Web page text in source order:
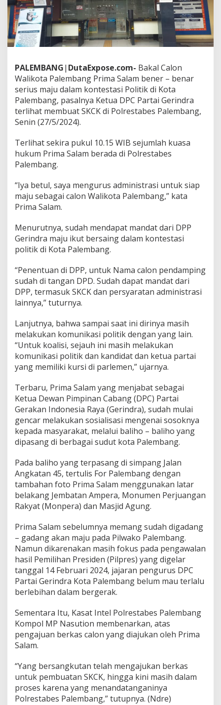
e
u
a
D
P
P
a
r
t
a
i
G
e
i
n
P
r
a
S
a
l
m
M
e
m
b
a
t
S
K
C
K
i
P
o
l
r
e
t
b
e
s
P
a
l
m
b
a
n
g
PALEMBANG| DutaExpose.com- Bakal Calon
Walikota Palembang Prima Salam bener – benar
serius maju dalam kontestasi Politik di Kota
Palembang, pasalnya Ketua DPC Partai Gerindra
terlihat membuat SKCK di Polrestabes Palembang,
Senin (27/5/2024).
Terlihat sekira pukul 10.15 WIB sejumlah kuasa
hukum Prima Salam berada di Polrestabes
Palembang.
“Iya betul, saya mengurus administrasi untuk siap
maju sebagai calon Walikota Palembang,” kata
Prima Salam.
Menurutnya, sudah mendapat mandat dari DPP
Gerindra maju ikut bersaing dalam kontestasi
politik di Kota Palembang.
“Penentuan di DPP, untuk Nama calon pendamping
sudah di tangan DPD. Sudah dapat mandat dari
DPP, termasuk SKCK dan persyaratan administrasi
lainnya,” tuturnya.
Lanjutnya, bahwa sampai saat ini dirinya masih
melakukan komunikasi politik dengan yang lain.
“Untuk koalisi, sejauh ini masih melakukan
komunikasi politik dan kandidat dan ketua partai
yang memiliki kursi di parlemen,” ujarnya.
Terbaru, Prima Salam yang menjabat sebagai
Ketua Dewan Pimpinan Cabang (DPC) Partai
Gerakan Indonesia Raya (Gerindra), sudah mulai
gencar melakukan sosialisasi mengenai sosoknya
kepada masyarakat, melalui baliho – baliho yang
dipasang di berbagai sudut kota Palembang.
Pada baliho yang terpasang di simpang Jalan
Angkatan 45, tertulis For Palembang dengan
tambahan foto Prima Salam menggunakan latar
belakang Jembatan Ampera, Monumen Perjuangan
Rakyat (Monpera) dan Masjid Agung.
Prima Salam sebelumnya memang sudah digadang
– gadang akan maju pada Pilwako Palembang.
Namun dikarenakan masih fokus pada pengawalan
hasil Pemilihan Presiden (Pilpres) yang digelar
tanggal 14 Februari 2024, jajaran pengurus DPC
Partai Gerindra Kota Palembang belum mau terlalu
berlebihan dalam bergerak.
Sementara Itu, Kasat Intel Polrestabes Palembang
Kompol MP Nasution membenarkan, atas
pengajuan berkas calon yang diajukan oleh Prima
Salam.
“Yang bersangkutan telah mengajukan berkas
untuk pembuatan SKCK, hingga kini masih dalam
proses karena yang menandatanganinya
Polrestabes Palembang,” tutupnya. (Ndre)